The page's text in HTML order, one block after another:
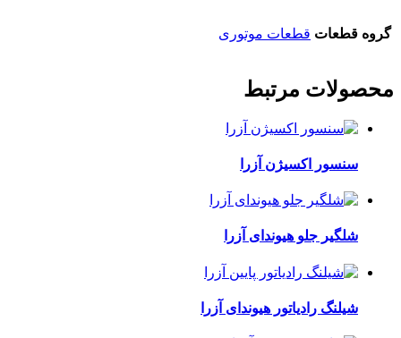
گروه قطعات قطعات موتوری
محصولات مرتبط
سنسور اکسیژن آزرا
شلگیر جلو هیوندای آزرا
شیلنگ رادیاتور هیوندای آزرا